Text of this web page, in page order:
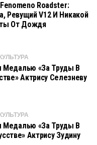
Roadster:
Ревущий V12 И Никакой
От Дождя
КУЛЬТУРА
Медалью «За Труды В
Актрису Селезневу
КУЛЬТУРА
Медалью «За Труды В
Актрису Зудину